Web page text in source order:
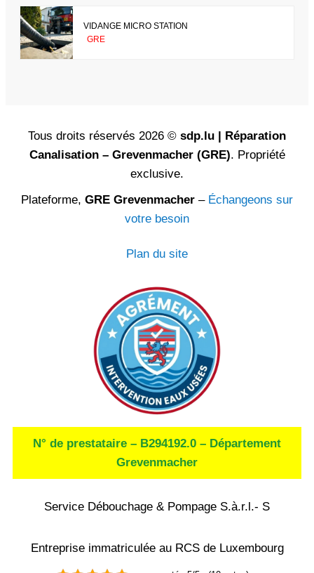
VIDANGE MICRO STATION
GRE
Tous droits réservés 2026 © sdp.lu | Réparation
Canalisation – Grevenmacher (GRE). Propriété
exclusive.
Plateforme, GRE Grevenmacher – Échangeons sur
votre besoin
Plan du site
N° de prestataire – B294192.0 – Département
Grevenmacher
Service Débouchage & Pompage S.à.r.l.- S
Entreprise immatriculée au RCS de Luxembourg